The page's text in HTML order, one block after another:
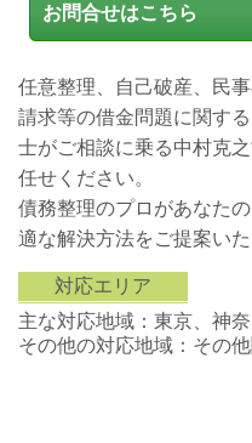
お問合せはこちら
任意整理、自己破産、民
請求等の借金問題に関す
士がご相談に乗る中村克
任せください。
債務整理のプロがあなた
適な解決方法をご提案いた
対応エリア
主な対応地域：東京、神
その他の対応地域：その